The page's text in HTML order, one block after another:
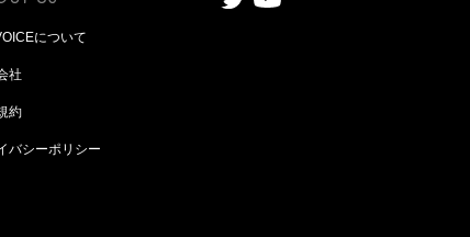
について
社
約
バシーポリシー